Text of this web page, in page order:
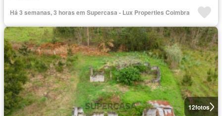
Há 3 semanas, 3 horas em Supercasa - Lux Properties Coimbra
12fotos